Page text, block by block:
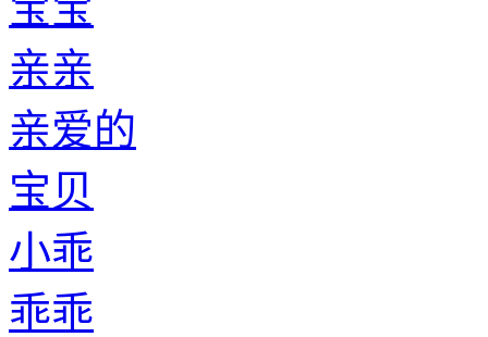
亲亲
亲爱的
宝贝
小乖
乖乖